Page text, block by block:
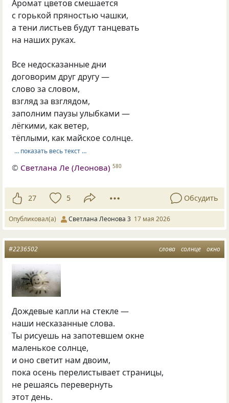
Аромат цветов смешается
с горькой пряностью чашки,
а тени листьев будут танцевать
на наших руках.
Все недосказанные дни
договорим друг другу —
слово за словом,
взгляд за взглядом,
заполним паузы улыбками —
лёгкими, как ветер,
тёплыми, как майское солнце.
… показать весь текст …
© Светлана Ле (Леонова) 580
27 5 Обсудить
Опубликовал(а) Светлана Леонова 3 17 мая 2026
слова солнце окно
#2236502
Дождевые капли на стекле —
наши несказанные слова.
Ты рисуешь на запотевшем окне
маленькое солнце,
и оно светит нам двоим,
пока осень перелистывает страницы,
не решаясь перевернуть
этот день.